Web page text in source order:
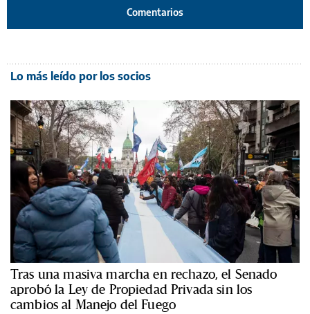
Comentarios
Lo más leído por los socios
Tras una masiva marcha en rechazo, el Senado
aprobó la Ley de Propiedad Privada sin los
cambios al Manejo del Fuego